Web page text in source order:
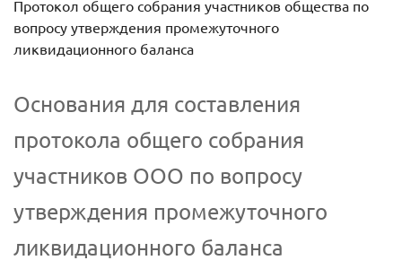
Протокол общего собрания участников общества по
вопросу утверждения промежуточного
ликвидационного баланса
Основания для составления
протокола общего собрания
участников ООО по вопросу
утверждения промежуточного
ликвидационного баланса